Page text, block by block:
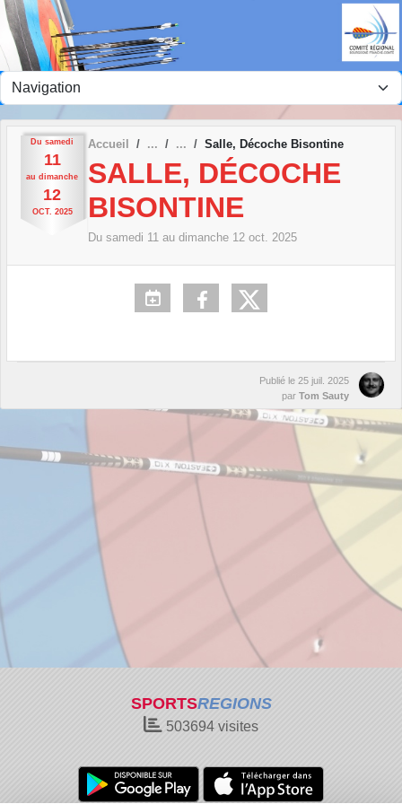
Du samedi
11
au dimanche
12
OCT. 2025
Accueil Salle, Décoche Bisontine
SALLE, DÉCOCHE
BISONTINE
Du samedi 11 au dimanche 12 oct. 2025
Publié le 25 juil. 2025
par Tom Sauty
SPORTSREGIONS
503694 visites
Panneau de gestion des cookies